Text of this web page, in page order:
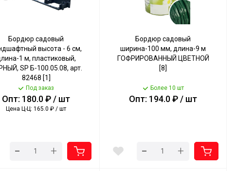
Бордюр садовый
высота - 6 см,
1 м, пластиковый,
SP Б-100.05.08, арт.
82468 [1]
Под заказ
Опт: 180.0 ₽ / шт
Цена Ц-Ц: 165.0 ₽ / шт
- +
Бордюр садовый
ширина-100 мм, длина-9 м
ГОФРИРОВАННЫЙ ЦВЕТНОЙ
[8]
Более 10 шт
Опт: 194.0 ₽ / шт
- +